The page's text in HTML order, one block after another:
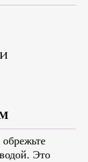
Это